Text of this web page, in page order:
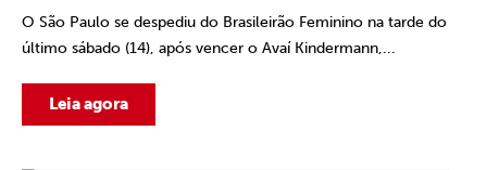
O São Paulo se despediu do Brasileirão Feminino na tarde do
último sábado (14), após vencer o Avaí Kindermann,...
Leia agora